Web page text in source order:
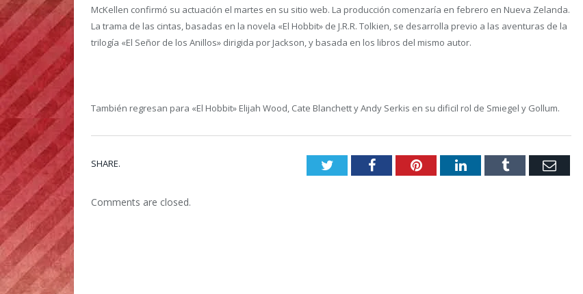
McKellen confirmó su actuación el martes en su sitio web. La producción comenzaría en febrero en Nueva Zelanda.
La trama de las cintas, basadas en la novela «El Hobbit» de J.R.R. Tolkien, se desarrolla previo a las aventuras de la
trilogía «El Señor de los Anillos» dirigida por Jackson, y basada en los libros del mismo autor.
También regresan para «El Hobbit» Elijah Wood, Cate Blanchett y Andy Serkis en su dificil rol de Smiegel y Gollum.
SHARE. TwitterFacebookPinterestLinkedInTumblr Email
Comments are closed.